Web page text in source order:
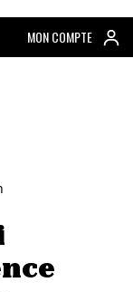
MON COMPTE